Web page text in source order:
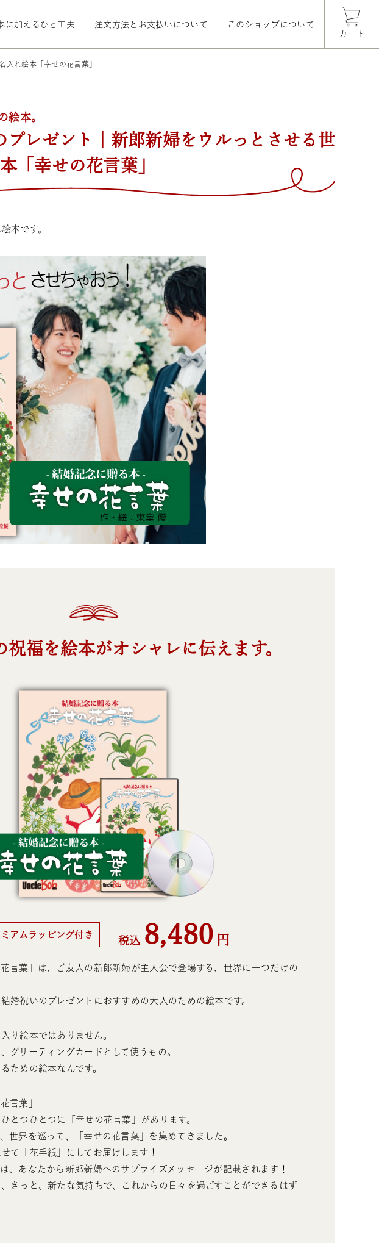
に加えるひと工夫 注文方法とお支払いについて
このショップについて
カート
入れ絵本「幸せの花言葉」
絵本。
プレゼント｜新郎新婦をウルっとさせる世
「幸せの花言葉」
本です。
祝福を絵本がオシャレに伝えます。
アムラッピング付き
税込 8,480 円
言葉」は、ご友人の新郎新婦が主人公で登場する、世界に一つだけの
婚祝いのプレゼントにおすすめの大人のための絵本です。
り絵本ではありません。
グリーティングカードとして使うもの。
ための絵本なんです。
言葉」
とつひとつに「幸せの花言葉」があります。
世界を巡って、「幸せの花言葉」を集めてきました。
て「花手紙」にしてお届けします！
、あなたから新郎新婦へのサプライズメッセージが記載されます！
きっと、新たな気持ちで、これからの日々を過ごすことができるはず